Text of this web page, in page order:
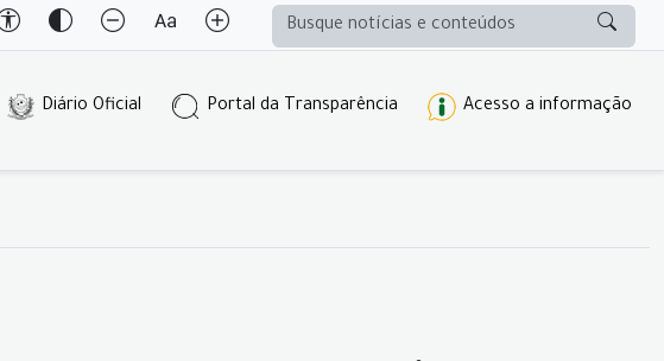
Diário Oficial Portal da Transparência Acesso a informação